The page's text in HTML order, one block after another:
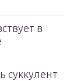
в
суккулент